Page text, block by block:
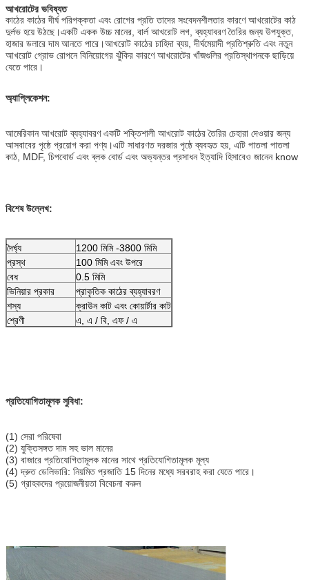
আখরোটের ভবিষ্যত
কাঠের কাঠের দীর্ঘ পরিপক্কতা এবং রোগের প্রতি তাদের সংবেদনশীলতার কারণে আখরোটের কাঠ
দুর্লভ হয়ে উঠছে।একটি একক উচ্চ মানের, বার্ল আখরোট লগ, ব্যহ্যাবরণ তৈরির জন্য উপযুক্ত,
হাজার ডলারে দাম আনতে পারে।আখরোট কাঠের চাহিদা ব্যয়, দীর্ঘমেয়াদী প্রতিশ্রুতি এবং নতুন
আখরোট গ্রোভ রোপনে বিনিয়োগের ঝুঁকির কারণে আখরোটের খাঁজগুলির প্রতিস্থাপনকে ছাড়িয়ে
যেতে পারে।
অ্যাপ্লিকেশন:
আমেরিকান আখরোট ব্যহ্যাবরণ একটি শক্তিশালী আখরোট কাঠের তৈরির চেহারা দেওয়ার জন্য
আসবাবের পৃষ্ঠে প্রয়োগ করা পণ্য।এটি সাধারণত দরজার পৃষ্ঠে ব্যবহৃত হয়, এটি পাতলা পাতলা
কাঠ, MDF, চিপবোর্ড এবং ব্লক বোর্ড এবং অভ্যন্তর প্রসাধন ইত্যাদি হিসাবেও জানেন know
বিশেষ উল্লেখ:
দৈর্ঘ্য
1200 মিমি -3800 মিমি
প্রস্থ
100 মিমি এবং উপরে
বেধ
0.5 মিমি
ভিনিয়ার প্রকার
প্রাকৃতিক কাঠের ব্যহ্যাবরণ
শস্য
ক্রাউন কাট এবং কোয়ার্টার কাট
শ্রেণী
এ, এ / বি, এফ / এ
প্রতিযোগিতামূলক সুবিধা:
(1) সেরা পরিষেবা
(2) যুক্তিসঙ্গত দাম সহ ভাল মানের
(3) বাজারে প্রতিযোগিতামূলক মানের সাথে প্রতিযোগিতামূলক মূল্য
(4) দ্রুত ডেলিভারি: নিয়মিত প্রজাতি 15 দিনের মধ্যে সরবরাহ করা যেতে পারে।
(5) গ্রাহকদের প্রয়োজনীয়তা বিবেচনা করুন